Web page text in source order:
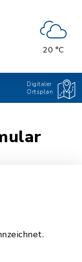
20 °C
Digitaler
Ortsplan